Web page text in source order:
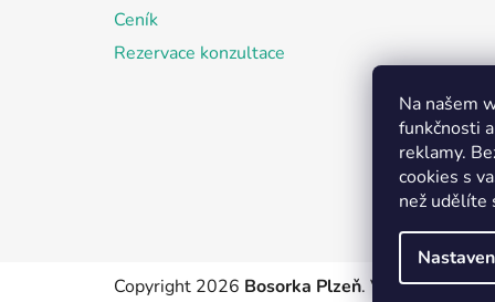
Na našem
funkčnosti
reklamy.
cookies s
než udělíte
Ceník
Rezervace konzultace
Copyright 2026 Bosorka Plzeň. Všechna práva